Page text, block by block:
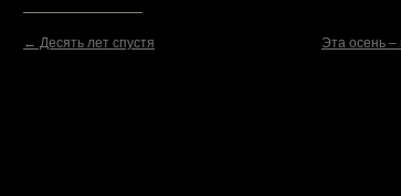
← Десять лет спустя
Эта осень –